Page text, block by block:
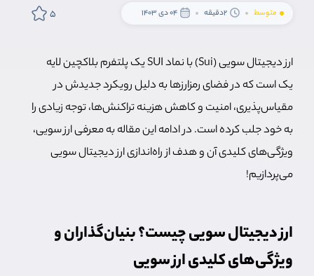
متوسط 2دقیقه 04 دی 1403 5
ارز دیجیتال سویی (Sui) با نماد SUI یک پلتفرم بلاکچین لایه
یک است که در فضای رمزارزها به دلیل رویکرد جدیدش در
مقیاس‌پذیری، امنیت و کاهش هزینه‌ تراکنش‌ها، توجه زیادی را
به خود جلب کرده است. در ادامه این مقاله به معرفی ارز سویی،
ویژگی‌های کلیدی آن و هدف از راه‌اندازی ارز دیجیتال سویی
می‌پردازیم!
ارز دیجیتال سویی چیست؟ بنیان‌گذاران و
ویژگی‌های کلیدی ارز سویی